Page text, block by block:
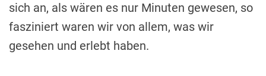
sich an, als wären es nur Minuten gewesen, so
fasziniert waren wir von allem, was wir
gesehen und erlebt haben.